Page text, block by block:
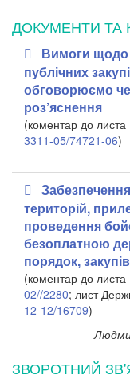
ДОКУМЕНТИ ТА
Вимоги щодо
публічних
обговорюємо
роз’яснення
(коментар до листа
3311-05/74721-06)
територій,
проведення
безоплатною
порядок,
(коментар до
02//2280; лист
12-12/16709)
ЗВОРОТНИЙ